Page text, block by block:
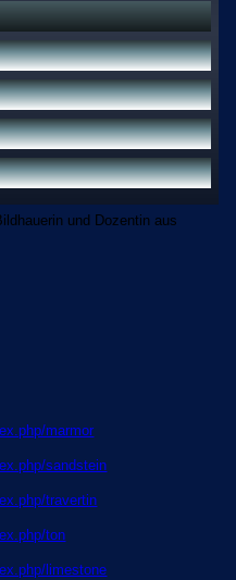
und Dozentin aus
marmor
sandstein
travertin
ton
limestone